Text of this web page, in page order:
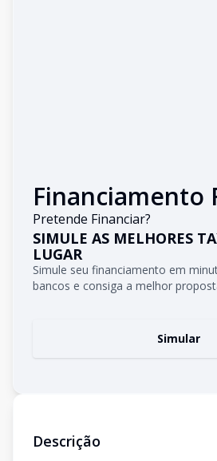
Financiamento
Pretende Financiar?
SIMULE AS MELHORES
LUGAR
Simule seu financiamento em
bancos e consiga a melhor
Simular
Descrição